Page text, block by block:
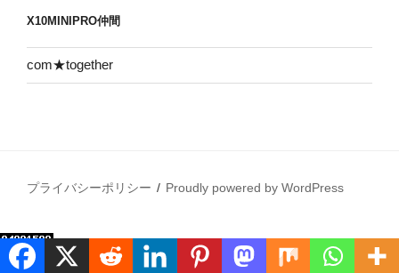
X10MINIPRO仲間
com★together
プライバシーポリシー Proudly powered by WordPress